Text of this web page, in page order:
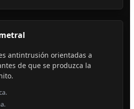
antintrusión orientadas a
de que se produzca la